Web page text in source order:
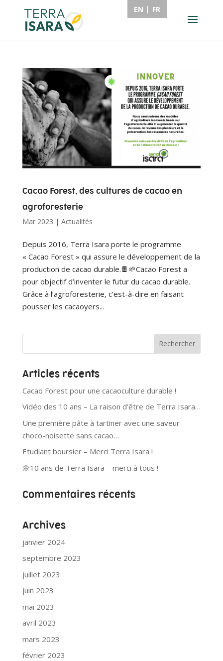
Cacao Forest, des cultures de cacao en
agroforesterie
Mar 2023 | Actualités
Depuis 2016, Terra Isara porte le programme
« Cacao Forest » qui assure le développement de la
production de cacao durable.🍫🌱Cacao Forest a
pour objectif d’inventer le futur du cacao durable.
Grâce à l’agroforesterie, c’est-à-dire en faisant
pousser les cacaoyers...
Articles récents
Cacao Forest pour une cacaoculture durable !
Vidéo des 10 ans – La raison d’être de Terra Isara…
Une première pâte à tartiner avec une saveur
choco-noisette sans cacao…
Etudiant boursier – Merci Terra Isara !
🌼10 ans de Terra Isara – merci à tous !
Commentaires récents
Archives
janvier 2024
septembre 2023
juillet 2023
juin 2023
mai 2023
avril 2023
mars 2023
février 2023
EN FR